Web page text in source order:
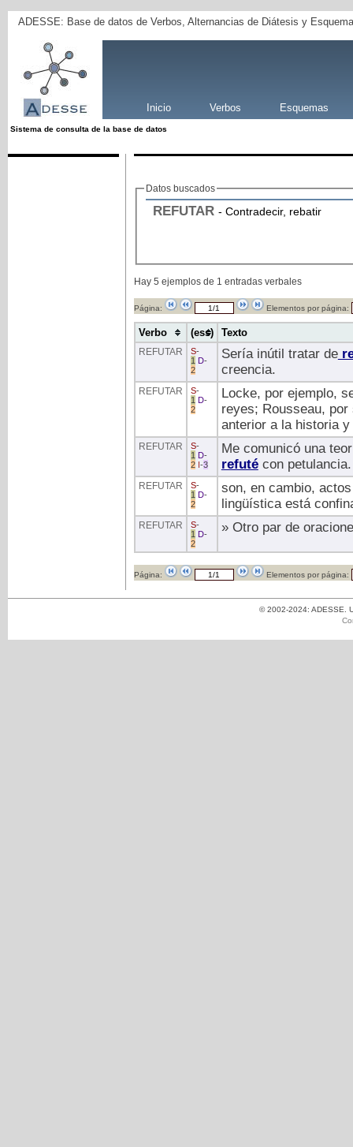
ADESSE: Base de datos de Verbos, Alternancias de Diátesis y
Inicio Verbos Esquemas
Sistema de consulta de la base de datos
Datos buscados
REFUTAR - Contradecir, rebatir
Hay 5 ejemplos de 1 entradas verbales
Página: Elementos por página:
Verbo (ess) Texto
REFUTAR S-
1
D-
2
Sería inútil tratar de
creencia.
REFUTAR S-
1
D-
2
Locke, por ejemplo,
reyes; Rousseau,
anterior a la historia
REFUTAR S-
1
D-
2 -3
Me comunicó una
refutécon petulancia.
REFUTAR S-
1
D-
2
son, en cambio,
lingüística está
REFUTAR S-
1
D-
2
» Otro par de
Página: Elementos por página:
© 2002-2024: ADESSE.